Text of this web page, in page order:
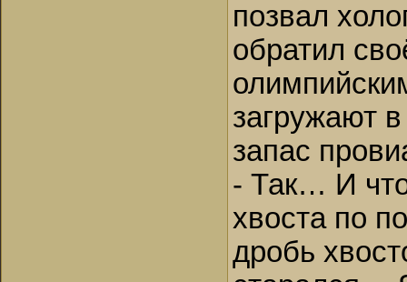
позвал
обратил
загружают
запас
- Так… И
хвоста по
дробь